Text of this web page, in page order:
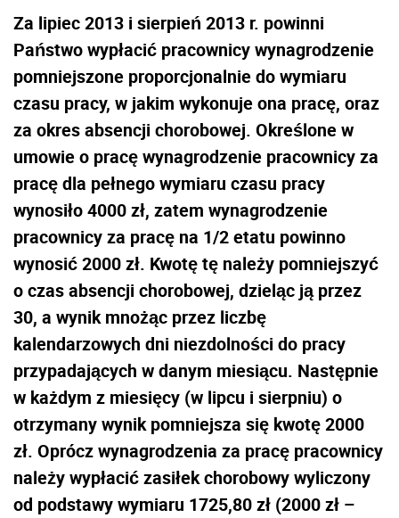
Za lipiec 2013 i sierpień 2013 r. powinni
Państwo wypłacić pracownicy wynagrodzenie
pomniejszone proporcjonalnie do wymiaru
czasu pracy, w jakim wykonuje ona pracę, oraz
za okres absencji chorobowej. Określone w
umowie o pracę wynagrodzenie pracownicy za
pracę dla pełnego wymiaru czasu pracy
wynosiło 4000 zł, zatem wynagrodzenie
pracownicy za pracę na 1/2 etatu powinno
wynosić 2000 zł. Kwotę tę należy pomniejszyć
o czas absencji chorobowej, dzieląc ją przez
30, a wynik mnożąc przez liczbę
kalendarzowych dni niezdolności do pracy
przypadających w danym miesiącu. Następnie
w każdym z miesięcy (w lipcu i sierpniu) o
otrzymany wynik pomniejsza się kwotę 2000
zł. Oprócz wynagrodzenia za pracę pracownicy
należy wypłacić zasiłek chorobowy wyliczony
od podstawy wymiaru 1725,80 zł (2000 zł –